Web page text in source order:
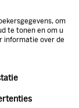
verzekerd
om
te tonen en om u
informatie over de